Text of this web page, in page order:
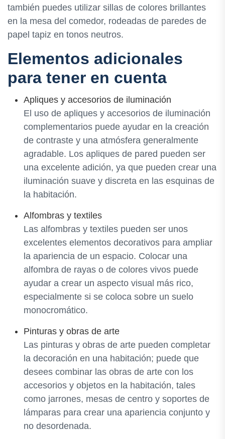
también puedes utilizar sillas de colores brillantes
en la mesa del comedor, rodeadas de paredes de
papel tapiz en tonos neutros.
Elementos adicionales
para tener en cuenta
Apliques y accesorios de iluminación
El uso de apliques y accesorios de iluminación
complementarios puede ayudar en la creación
de contraste y una atmósfera generalmente
agradable. Los apliques de pared pueden ser
una excelente adición, ya que pueden crear una
iluminación suave y discreta en las esquinas de
la habitación.
Alfombras y textiles
Las alfombras y textiles pueden ser unos
excelentes elementos decorativos para ampliar
la apariencia de un espacio. Colocar una
alfombra de rayas o de colores vivos puede
ayudar a crear un aspecto visual más rico,
especialmente si se coloca sobre un suelo
monocromático.
Pinturas y obras de arte
Las pinturas y obras de arte pueden completar
la decoración en una habitación; puede que
desees combinar las obras de arte con los
accesorios y objetos en la habitación, tales
como jarrones, mesas de centro y soportes de
lámparas para crear una apariencia conjunto y
no desordenada.